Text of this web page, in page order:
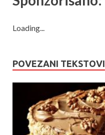
Loading...
POVEZANI TEKSTOVI